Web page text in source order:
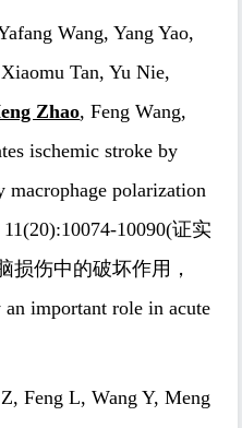
Wang, Yang Yao,
Tan, Yu Nie,
Zhao, Feng Wang,
ischemic stroke by
polarization
10090(证实
损伤中的破坏作用，
important role in acute
Feng L, Wang Y, Meng